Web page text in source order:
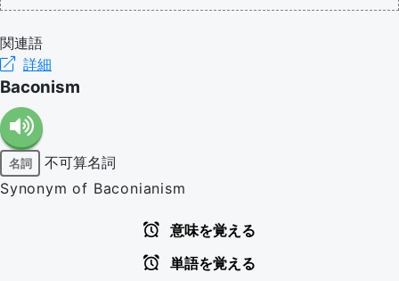
関連語
詳細
Baconism
名詞
不可算名詞
Synonym of Baconianism
意味を覚える
単語を覚える